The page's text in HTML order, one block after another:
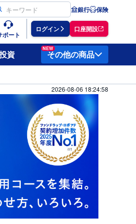
銀行 保険
ポート
ログイン 口座開設
資
NEW
その他の商品
2026-08-06 18:24:58